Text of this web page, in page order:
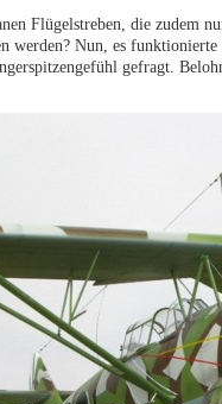
Flügelstreben, die zudem
werden? Nun, es
gefragt.